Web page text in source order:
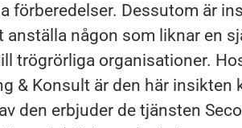
förberedelser. Dessutom är
anställa någon som liknar en
trögrörliga organisationer.
& Konsult är den här
den erbjuder de tjänsten